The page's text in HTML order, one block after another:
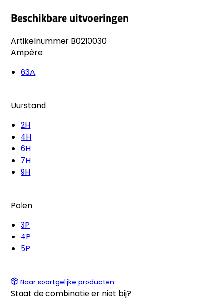
Beschikbare uitvoeringen
Artikelnummer B0210030
Ampère
63A
Uurstand
2H
4H
6H
7H
9H
Polen
3P
4P
5P
Naar soortgelijke producten
Staat de combinatie er niet bij?